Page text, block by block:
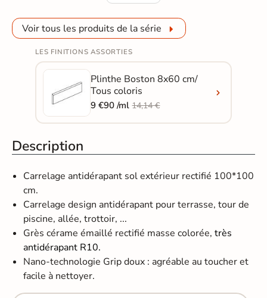
Voir tous les produits de la série
LES FINITIONS ASSORTIES
Plinthe Boston 8x60 cm/
Tous coloris
9 €90 /ml14,14 €
Description
Carrelage antidérapant sol extérieur rectifié 100*100
cm.
Carrelage design antidérapant pour terrasse, tour de
piscine, allée, trottoir, ...
Grès cérame émaillé rectifié masse colorée,très
antidérapant R10.
Nano-technologie Grip doux : agréable au toucher et
facile à nettoyer.